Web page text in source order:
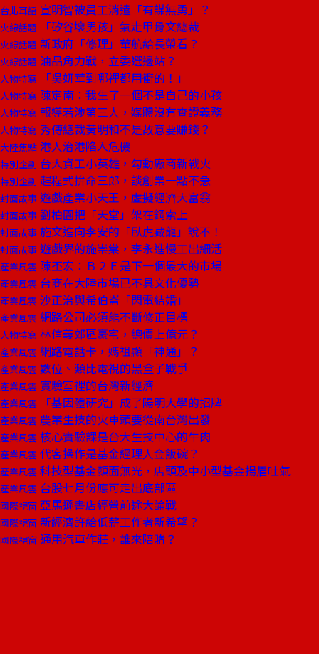
台北耳語 宣明智被員工消遣「有謀無勇」？
火線話題 「矽谷壞男孩」氣走甲骨文總裁
火線話題 新政府「修理」華航給長榮看？
火線話題 油品角力戰，立委選邊站？
人物特寫 「吳妍華到哪裡都用衝的！」
人物特寫 陳定南：我生了一個不是自己的小孩
人物特寫 報導若涉第三人，媒體沒有查證義務
人物特寫 秀傳總裁黃明和不是故意要賺錢？
大陸焦點 港人治港陷入危機
特別企劃 台大資工小英雄，勾動廠商新戰火
特別企劃 趕程式拚命三郎，談創業一點不急
封面故事 遊戲產業小天王，虛擬經濟大富翁
封面故事 劉柏園把「天堂」架在鋼索上
封面故事 施文進向李安的「臥虎藏龍」說不！
封面故事 遊戲界的施崇棠，李永進慢工出細活
產業風雲 陳丕宏：Ｂ２Ｅ是下一個最大的市場
產業風雲 台商在大陸市場已不具文化優勢
產業風雲 沙正治與希伯崙「閃電結婚」
產業風雲 網路公司必須能不斷修正目標
人物特寫 林信義郊區豪宅，總價上億元？
產業風雲 網路電話卡，媽祖顯「神通」？
產業風雲 數位、類比電視的黑盒子戰爭
產業風雲 實驗室裡的台灣新經濟
產業風雲 「基因體研究」成了陽明大學的招牌
產業風雲 農業生技的火車頭要從南台灣出發
產業風雲 核心實驗課是台大生技中心的牛肉
產業風雲 代客操作是基金經理人金飯碗？
產業風雲 科技型基金顏面無光，店頭及中小型基金揚眉吐氣
產業風雲 台股七月份應可走出底部區
國際視窗 亞馬遜書店經營前途大論戰
國際視窗 新經濟許給低薪工作者新希望？
國際視窗 通用汽車作莊，誰來陪賭？